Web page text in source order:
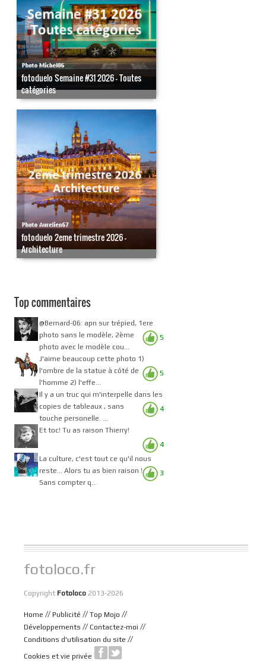
fotoduelo Semaine #31 2026 - Toutes
catégories
fotoduelo 2eme trimestre 2026 -
Architecture
Top commentaires
5
@Bernard-06: apn sur trépied, 1ere
photo sans le modèle, 2ème
photo avec le modèle cou...
5
J'aime beaucoup cette photo 1)
l'ombre de la statue à côté de
l'homme 2) l'effe...
4
Il y a un truc qui m'interpelle dans les
copies de tableaux , sans
touche personelle. ...
4
Et toc! Tu as raison Thierry!
3
La culture, c'est tout ce qu'il nous
reste... Alors tu as bien raison !
Sans compter q...
fotoloco.fr
Copyright Fotoloco 2013-2026
Home // Publicité // Top Mojo //
Développements // Contactez-moi //
Conditions d'utilisation du site //
Cookies et vie privée